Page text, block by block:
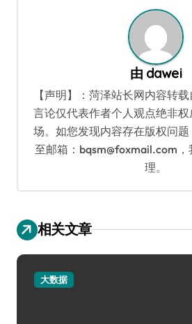
由 dawei
【声明】：菏泽站长网内容转
言论仅代表作者个人观点绝非
场。如您发现内容存在版权问
至邮箱：bqsm@foxmail.com
理。
相关文章
大数据